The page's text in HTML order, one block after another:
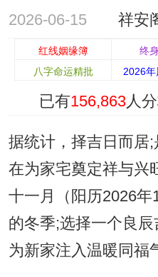
2026-06-15 祥安
红线姻缘簿 终
八字命运精批
2026年
已有156,863人
据统计，择吉日而居
在为家宅奠定祥与兴
十一月（阳历2026
的冬季;选择一个良
为新家注入温暖同福